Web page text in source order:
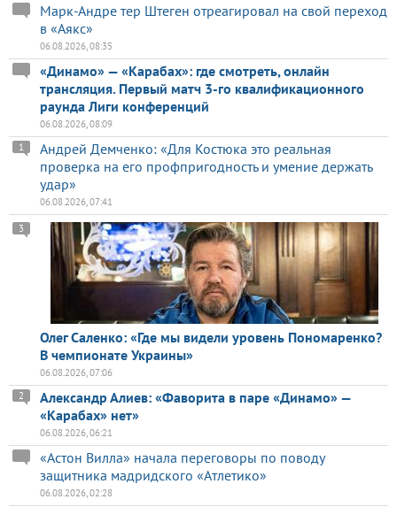
Марк-Андре тер Штеген отреагировал на свой переход
в «Аякс»
06.08.2026, 08:35
«Динамо» — «Карабах»: где смотреть, онлайн
трансляция. Первый матч 3-го квалификационного
раунда Лиги конференций
06.08.2026, 08:09
Андрей Демченко: «Для Костюка это реальная
проверка на его профпригодность и умение держать
удар»
1
06.08.2026, 07:41
Олег Саленко: «Где мы видели уровень Пономаренко?
В чемпионате Украины»
3
06.08.2026, 07:06
Александр Алиев: «Фаворита в паре «Динамо» —
«Карабах» нет»
2
06.08.2026, 06:21
«Астон Вилла» начала переговоры по поводу
защитника мадридского «Атлетико»
06.08.2026, 02:28